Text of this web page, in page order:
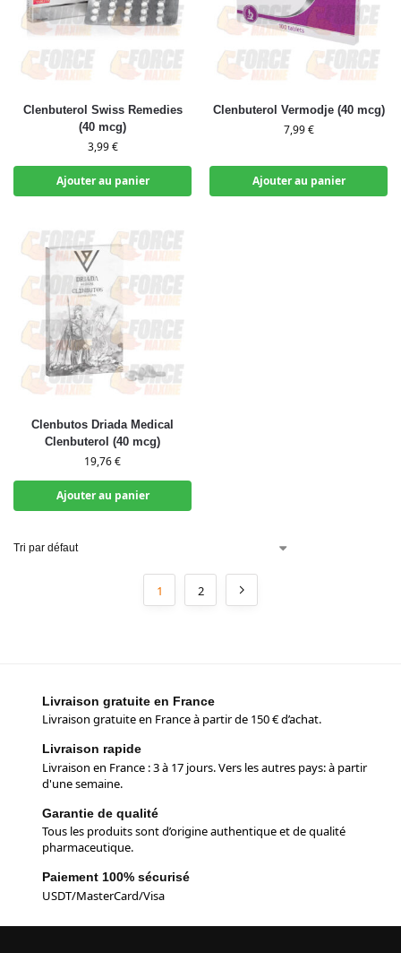
Clenbuterol Swiss Remedies
(40 mcg)
3,99€
Ajouter au panier
Clenbuterol Vermodje (40 mcg)
7,99€
Ajouter au panier
Clenbutos Driada Medical
Clenbuterol (40 mcg)
19,76€
Ajouter au panier
1 2
Livraison gratuite en France
Livraison gratuite en France à partir de 150 € d’achat.
Livraison rapide
Livraison en France : 3 à 17 jours. Vers les autres pays: à partir
d'une semaine.
Garantie de qualité
Tous les produits sont d’origine authentique et de qualité
pharmaceutique.
Paiement 100% sécurisé
USDT/MasterCard/Visa